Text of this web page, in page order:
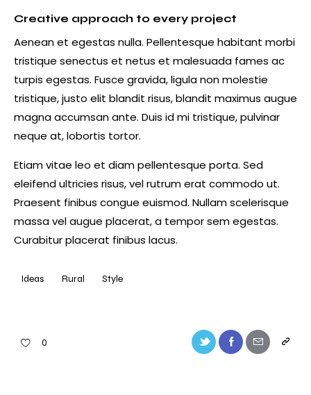
Creative approach to every project
Aenean et egestas nulla. Pellentesque habitant morbi
tristique senectus et netus et malesuada fames ac
turpis egestas. Fusce gravida, ligula non molestie
tristique, justo elit blandit risus, blandit maximus augue
magna accumsan ante. Duis id mi tristique, pulvinar
neque at, lobortis tortor.
Etiam vitae leo et diam pellentesque porta. Sed
eleifend ultricies risus, vel rutrum erat commodo ut.
Praesent finibus congue euismod. Nullam scelerisque
massa vel augue placerat, a tempor sem egestas.
Curabitur placerat finibus lacus.
Ideas Rural Style
0
Twitter-Facebook
Share-Copy